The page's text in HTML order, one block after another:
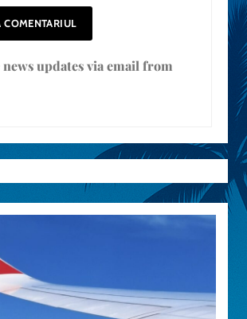
news updates via email from